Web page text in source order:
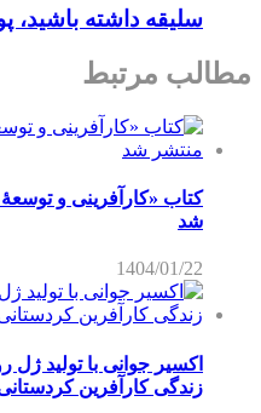
سلیقه داشته باشید،
مطالب مرتبط
کتاب «کارآفرینی و
شد
1404/01/22
اکسیر جوانی با تولید
زندگی کارآفرین